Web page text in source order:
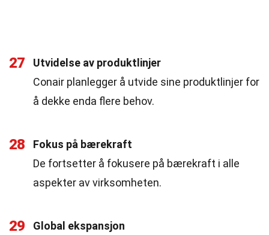
27
Utvidelse av produktlinjer
Conair planlegger å utvide sine produktlinjer for
å dekke enda flere behov.
28
Fokus på bærekraft
De fortsetter å fokusere på bærekraft i alle
aspekter av virksomheten.
29
Global ekspansjon